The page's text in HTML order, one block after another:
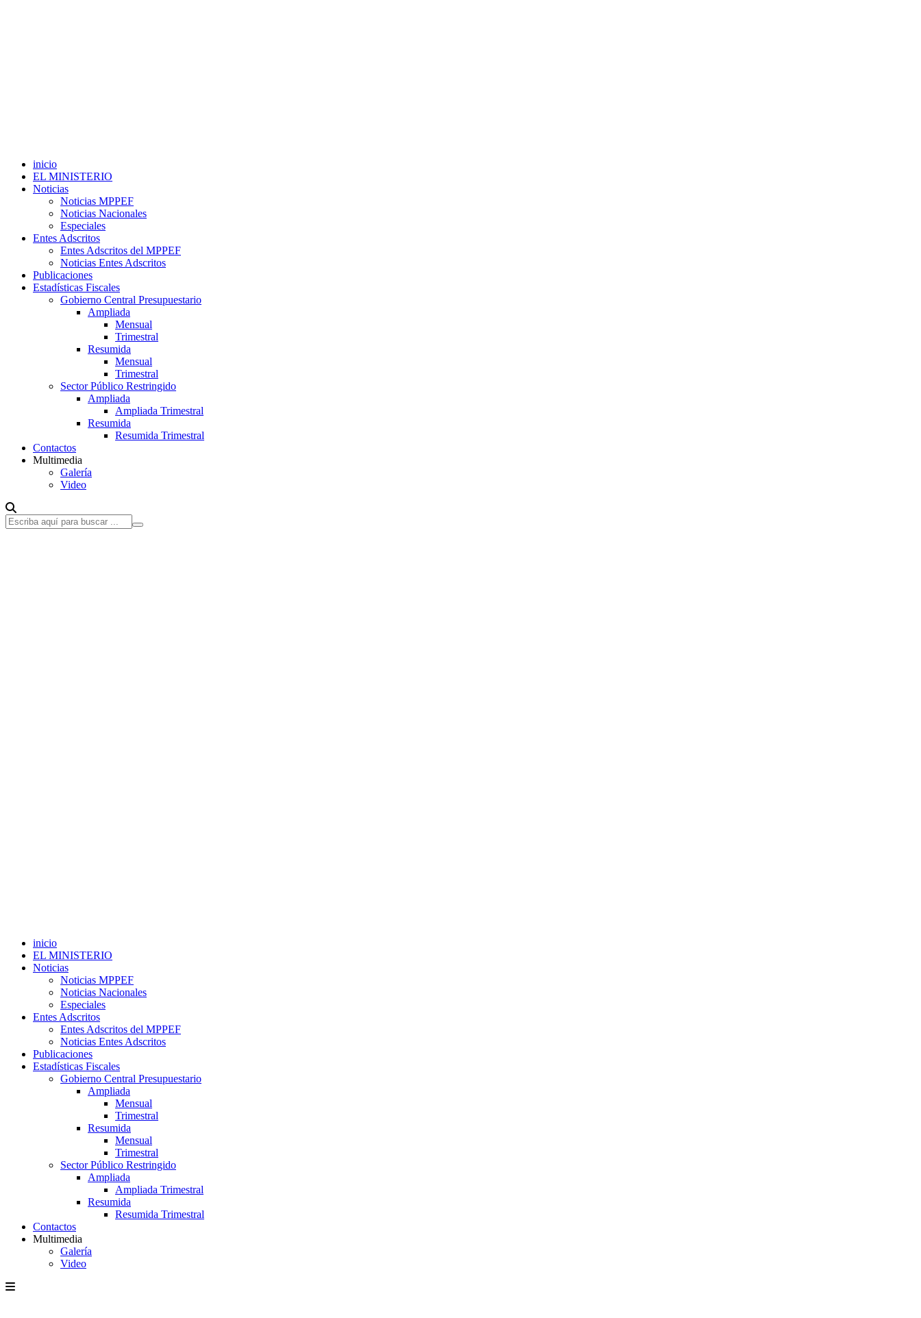
inicio
EL MINISTERIO
Noticias
Noticias MPPEF
Noticias Nacionales
Especiales
Entes Adscritos
Entes Adscritos del MPPEF
Noticias Entes Adscritos
Publicaciones
Estadísticas Fiscales
Gobierno Central Presupuestario
Ampliada
Mensual
Trimestral
Resumida
Mensual
Trimestral
Sector Público Restringido
Ampliada
Ampliada Trimestral
Resumida
Resumida Trimestral
Contactos
Multimedia
Galería
Video
inicio
EL MINISTERIO
Noticias
Noticias MPPEF
Noticias Nacionales
Especiales
Entes Adscritos
Entes Adscritos del MPPEF
Noticias Entes Adscritos
Publicaciones
Estadísticas Fiscales
Gobierno Central Presupuestario
Ampliada
Mensual
Trimestral
Resumida
Mensual
Trimestral
Sector Público Restringido
Ampliada
Ampliada Trimestral
Resumida
Resumida Trimestral
Contactos
Multimedia
Galería
Video